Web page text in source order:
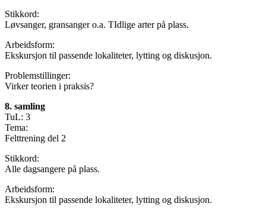
Stikkord:
Løvsanger, gransanger o.a. TIdlige arter på plass.
Arbeidsform:
Ekskursjon til passende lokaliteter, lytting og diskusjon.
Problemstillinger:
Virker teorien i praksis?
8. samling
TuL: 3
Tema:
Felttrening del 2
Stikkord:
Alle dagsangere på plass.
Arbeidsform:
Ekskursjon til passende lokaliteter, lytting og diskusjon.